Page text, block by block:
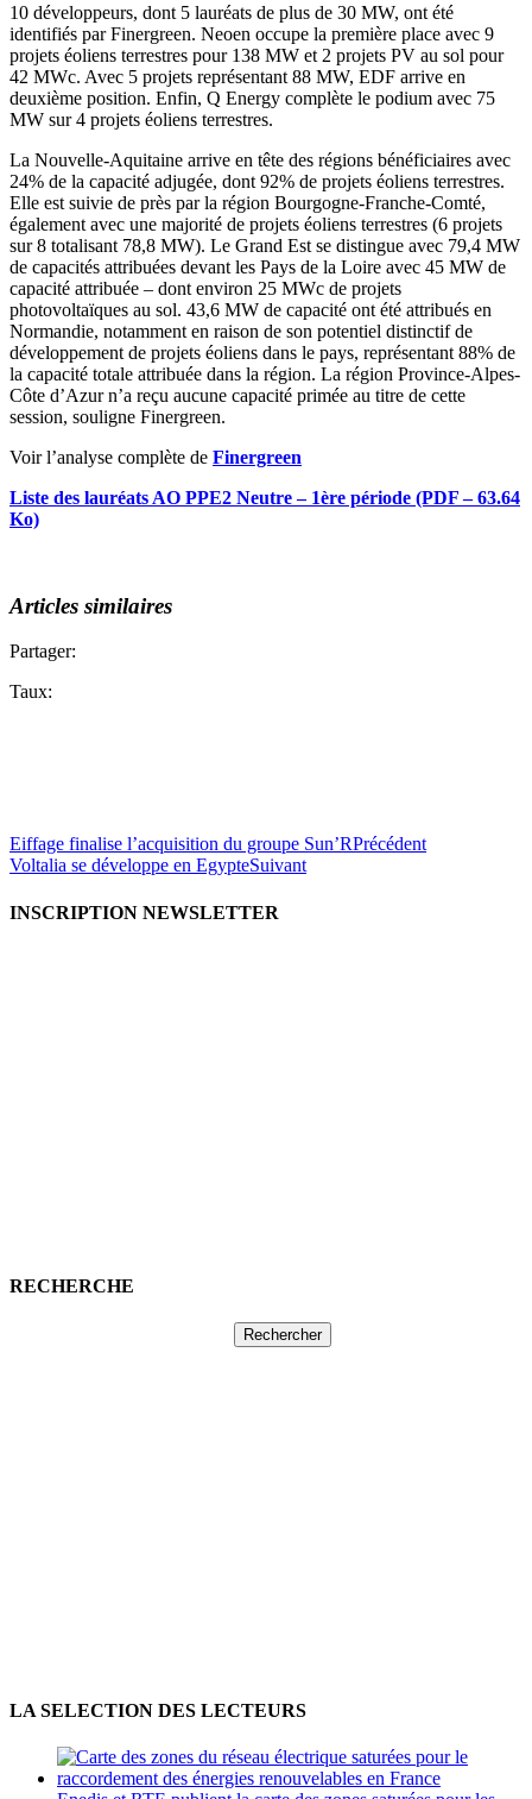
10 développeurs, dont 5 lauréats de plus de 30 MW, ont été
identifiés par Finergreen. Neoen occupe la première place avec 9
projets éoliens terrestres pour 138 MW et 2 projets PV au sol pour
42 MWc. Avec 5 projets représentant 88 MW, EDF arrive en
deuxième position. Enfin, Q Energy complète le podium avec 75
MW sur 4 projets éoliens terrestres.
La Nouvelle-Aquitaine arrive en tête des régions bénéficiaires avec
24% de la capacité adjugée, dont 92% de projets éoliens terrestres.
Elle est suivie de près par la région Bourgogne-Franche-Comté,
également avec une majorité de projets éoliens terrestres (6 projets
sur 8 totalisant 78,8 MW). Le Grand Est se distingue avec 79,4 MW
de capacités attribuées devant les Pays de la Loire avec 45 MW de
capacité attribuée – dont environ 25 MWc de projets
photovoltaïques au sol. 43,6 MW de capacité ont été attribués en
Normandie, notamment en raison de son potentiel distinctif de
développement de projets éoliens dans le pays, représentant 88% de
la capacité totale attribuée dans la région. La région Province-Alpes-
Côte d’Azur n’a reçu aucune capacité primée au titre de cette
session, souligne Finergreen.
Voir l’analyse complète de Finergreen
Liste des lauréats AO PPE2 Neutre – 1ère période (PDF – 63.64
Ko)
Articles similaires
Partager:
Taux:
Eiffage finalise l’acquisition du groupe Sun’RPrécédent
Voltalia se développe en EgypteSuivant
INSCRIPTION NEWSLETTER
RECHERCHE
LA SELECTION DES LECTEURS